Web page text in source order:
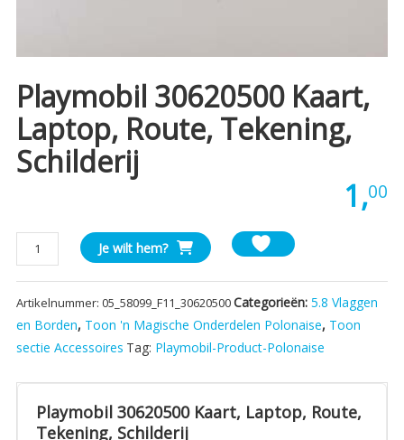
Playmobil 30620500 Kaart,
Laptop, Route, Tekening,
Schilderij
1,00
Playmobil
30620500
Kaart,
Laptop,
Route,
Tekening,
aantal
Je wilt hem?
Artikelnummer: 05_58099_F11_30620500Categorieën: 5.8 Vlaggen
en Borden, Toon 'n Magische Onderdelen Polonaise, Toon
sectie Accessoires Tag: Playmobil-Product-Polonaise
Playmobil 30620500 Kaart, Laptop, Route,
Tekening, Schilderij